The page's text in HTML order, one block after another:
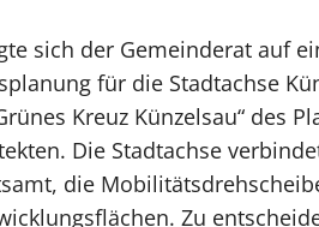
sich der Gemeinderat auf
für die Stadtachse
Kreuz Künzelsau“ des
Die Stadtachse
die
Zu